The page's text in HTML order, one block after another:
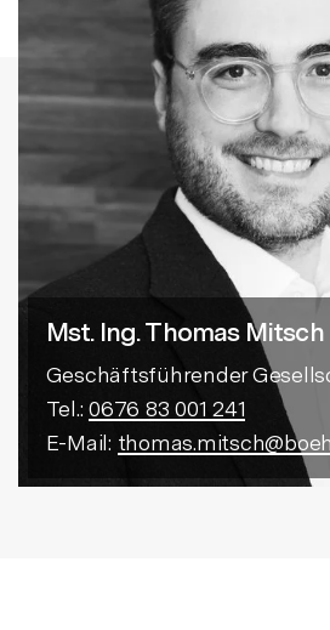
Mst. Ing. Thomas Mitsch
Geschäftsführender
Tel.: 0676 83 001 241
E-Mail: